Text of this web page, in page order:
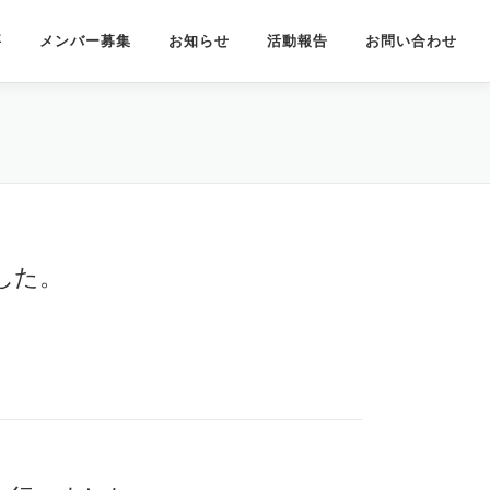
メンバー募集 お知らせ 活動報告 お問い合わせ
。